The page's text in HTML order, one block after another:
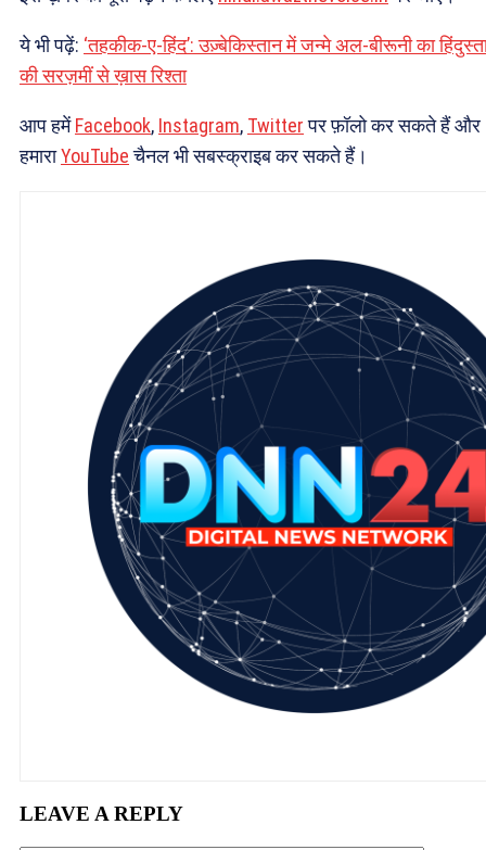
ये भी पढ़ें: ‘तहकीक-ए-हिंद’: उज़्बेकिस्तान में जन्मे अल-बीरूनी का
की सरज़मीं से ख़ास रिश्ता
आप हमेंFacebook, Instagram, Twitterपर फ़ॉलो कर सकते हैं और
हमाराYouTubeचैनल भी सबस्क्राइब कर सकते हैं।
LEAVE A REPLY